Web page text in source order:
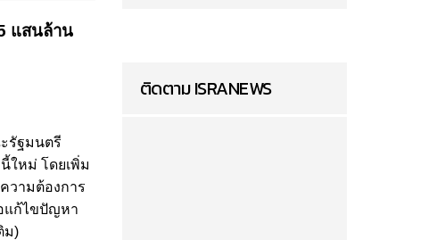
แสนล้าน
รัฐมนตรี
ใหม่ โดยเพิ่ม
วามต้องการ
แก้ไขปัญหา
ม)
ติดตาม ISRANEWS